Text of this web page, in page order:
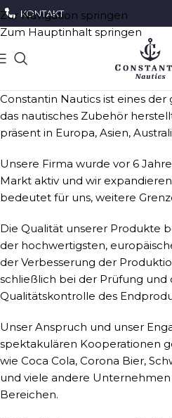
Zur Navigation springen
Zum Hauptinhalt springen
KONTAKT
Constantin Nautics ist eines
das nautisches Zubehör
präsent in Europa, Asien,
Unsere Firma wurde vor 6
Markt aktiv und wir
bedeutet für uns, weitere
Die Qualität unserer Produkte
der hochwertigsten,
der Verbesserung der
schließlich bei der Prüfung und
Qualitätskontrolle des
Unser Anspruch und unser
spektakulären Kooperationen
wie Coca Cola, Corona Bier,
und viele andere
Bereichen.